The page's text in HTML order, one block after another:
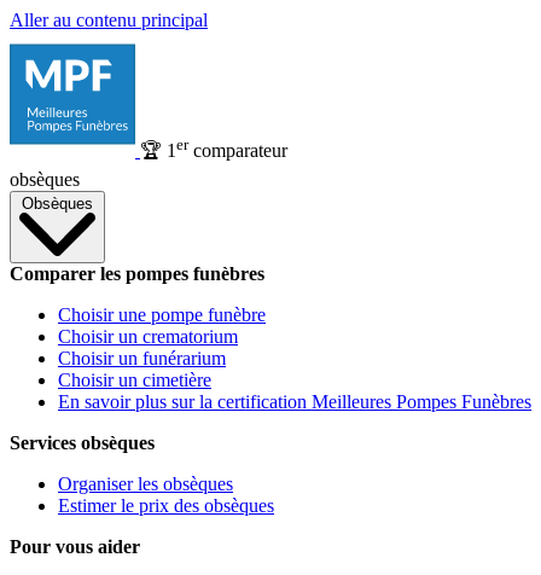
Aller au contenu principal
🏆 1 ercomparateur
obsèques
Obsèques
Comparer les pompes funèbres
Choisir une pompe funèbre
Choisir un crematorium
Choisir un funérarium
Choisir un cimetière
En savoir plus sur la certification Meilleures Pompes Funèbres
Services obsèques
Organiser les obsèques
Estimer le prix des obsèques
Pour vous aider